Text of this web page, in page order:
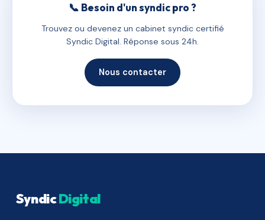
📞 Besoin d'un syndic pro ?
Trouvez ou devenez un cabinet syndic certifié
Syndic Digital. Réponse sous 24h.
Nous contacter
SyndicDigital